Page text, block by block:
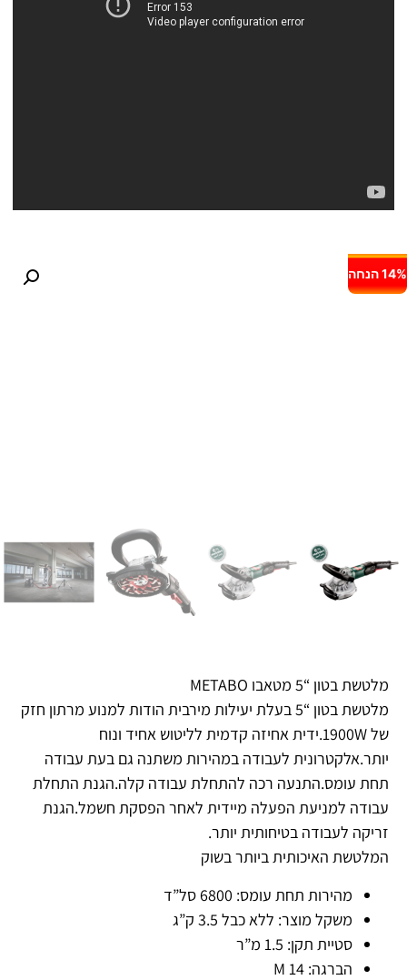
14% הנחה
מלטשת בטון “5 מטאבו METABO
מלטשת בטון “5 בעלת יעילות מירבית הודות למנוע מרתון חזק
של 1900W.ידית אחיזה קדמית לליטוש אחיד ונוח
יותר.אלקטרונית לעבודה במהירות משתנה גם בעת עבודה
תחת עומס.התנעה רכה להתחלת עבודה קלה.הגנת התחלת
עבודה למניעת הפעלה מיידית לאחר הפסקת חשמל.הגנת
זריקה לעבודה בטיחותית יותר.
המלטשת האיכותית ביותר בשוק
מהירות תחת עומס: 6800 סל”ד
משקל מוצר: ללא כבל 3.5 ק”ג
סטיית תקן: 1.5 מ”ר
הברגה: M 14